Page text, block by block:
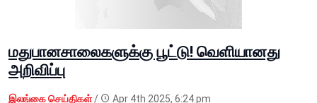
மதுபானசாலைகளுக்கு பூட்டு! வெளியானது
அறிவிப்பு
இலங்கை செய்திகள்/ Apr 4th 2025, 6:24 pm